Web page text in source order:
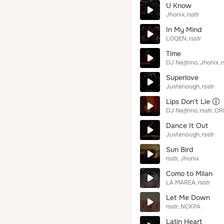
U Know
Jhonix rsstr
In My Mind
LOQEN rsstr
Time
DJ Nejtrino Jhonix
Superlove
Justenough rsstr
Lips Don't Lie
DJ Nejtrino rsstr
Dance It Out
Justenough rsstr
Sun Bird
rsstr Jhonix
Como to Milan
LA MAREA rsstr
Let Me Down
rsstr NCKPA
Latin Heart